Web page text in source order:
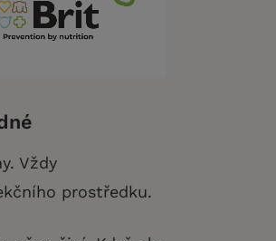
Vždy
prostředku.